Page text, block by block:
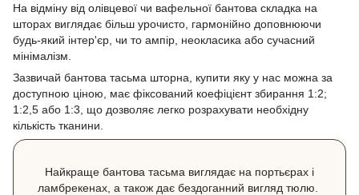
На відміну від олівцевої чи вафельної бантова складка на
шторах виглядає більш урочисто, гармонійно доповнюючи
будь-який інтер'єр, чи то ампір, неокласика або сучасний
мінімалізм.
Зазвичай бантова тасьма шторна, купити яку у нас можна за
доступною ціною, має фіксований коефіцієнт збирання 1:2;
1:2,5 або 1:3, що дозволяє легко розрахувати необхідну
кількість тканини.
Найкраще бантова тасьма виглядає на портьєрах і
ламбрекенах, а також дає бездоганний вигляд тюлю.